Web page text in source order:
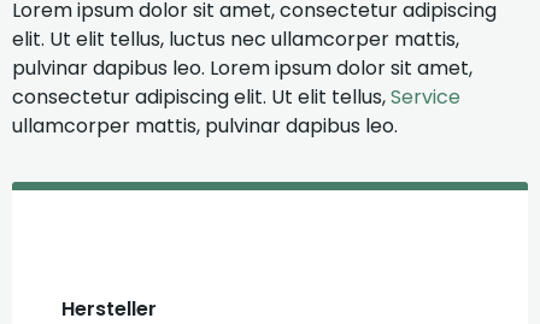
Lorem ipsum dolor sit amet, consectetur adipiscing
elit. Ut elit tellus, luctus nec ullamcorper mattis,
pulvinar dapibus leo. Lorem ipsum dolor sit amet,
consectetur adipiscing elit. Ut elit tellus,Service
ullamcorper mattis, pulvinar dapibus leo.
Hersteller